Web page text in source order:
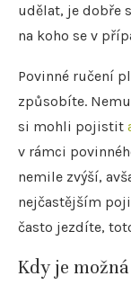
udělat, je dobře
na koho se v
Povinné ručení
způsobíte.
si mohli pojistit
v rámci
nemile zvýší,
nejčastějším
často jezdíte,
Kdy je